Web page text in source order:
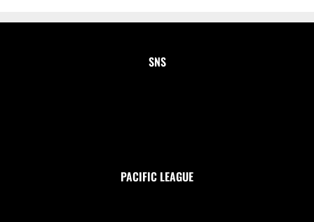
SNS
PACIFIC LEAGUE